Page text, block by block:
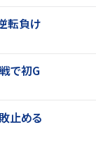
転負け
で初G
止める